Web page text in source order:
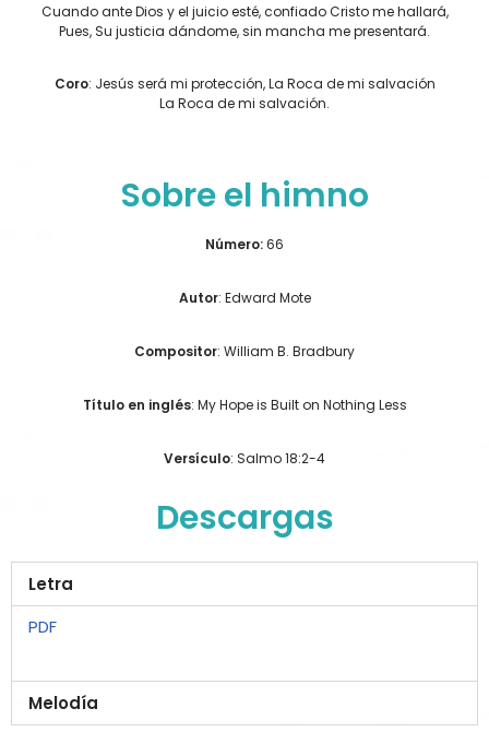
Cuando ante Dios y el juicio esté, confiado Cristo me hallará,
Pues, Su justicia dándome, sin mancha me presentará.
Coro: Jesús será mi protección, La Roca de mi salvación
La Roca de mi salvación.
Sobre el himno
Número:66
Autor: Edward Mote
Compositor: William B. Bradbury
Título en inglés: My Hope is Built on Nothing Less
Versículo: Salmo 18:2-4
Descargas
Letra
PDF
Melodía